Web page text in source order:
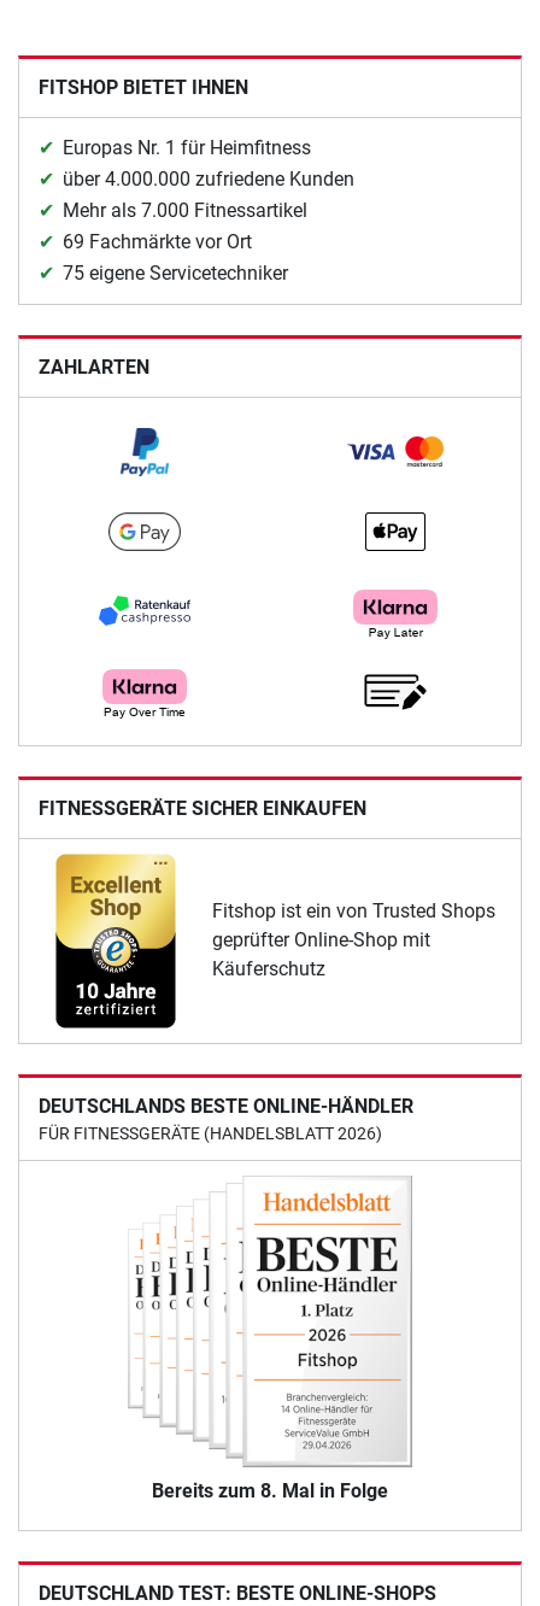
FITSHOP BIETET IHNEN
Europas Nr. 1 für Heimfitness
über 4.000.000 zufriedene Kunden
Mehr als 7.000 Fitnessartikel
69 Fachmärkte vor Ort
75 eigene Servicetechniker
ZAHLARTEN
FITNESSGERÄTE SICHER EINKAUFEN
Fitshop ist ein von Trusted Shops
geprüfter Online-Shop mit
Käuferschutz
DEUTSCHLANDS BESTE ONLINE-HÄNDLER
FÜR FITNESSGERÄTE (HANDELSBLATT 2026)
Bereits zum 8. Mal in Folge
DEUTSCHLAND TEST: BESTE ONLINE-SHOPS